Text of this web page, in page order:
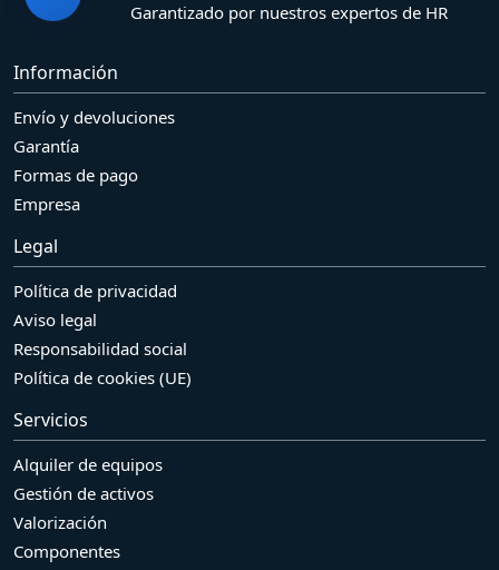
Garantizado por nuestros expertos de HR
Información
Envío y devoluciones
Garantía
Formas de pago
Empresa
Legal
Política de privacidad
Aviso legal
Responsabilidad social
Política de cookies (UE)
Servicios
Alquiler de equipos
Gestión de activos
Valorización
Componentes